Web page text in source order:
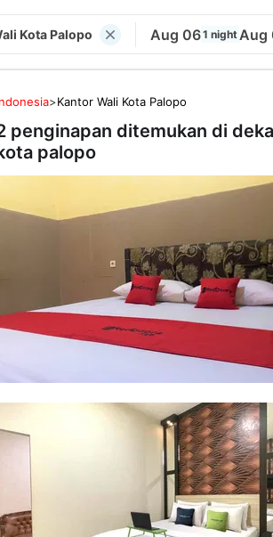
Kota Palopo Aug 061 night Aug
>Kantor Wali Kota Palopo
penginapan ditemukan di
palopo